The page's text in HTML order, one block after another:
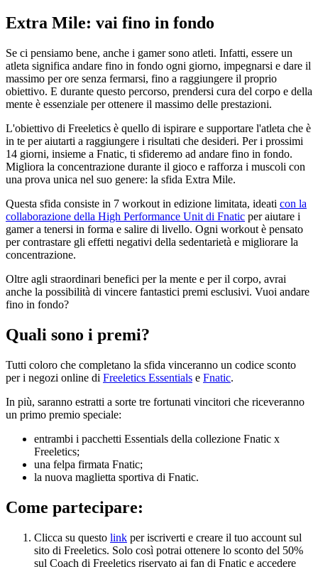
Extra Mile: vai fino in fondo
Se ci pensiamo bene, anche i gamer sono atleti. Infatti, essere un
atleta significa andare fino in fondo ogni giorno, impegnarsi e dare il
massimo per ore senza fermarsi, fino a raggiungere il proprio
obiettivo. E durante questo percorso, prendersi cura del corpo e della
mente è essenziale per ottenere il massimo delle prestazioni.
L'obiettivo di Freeletics è quello di ispirare e supportare l'atleta che è
in te per aiutarti a raggiungere i risultati che desideri. Per i prossimi
14 giorni, insieme a Fnatic, ti sfideremo ad andare fino in fondo.
Migliora la concentrazione durante il gioco e rafforza i muscoli con
una prova unica nel suo genere: la sfida Extra Mile.
Questa sfida consiste in 7 workout in edizione limitata, ideati con la
collaborazione della High Performance Unit di Fnatic per aiutare i
gamer a tenersi in forma e salire di livello. Ogni workout è pensato
per contrastare gli effetti negativi della sedentarietà e migliorare la
concentrazione.
Oltre agli straordinari benefici per la mente e per il corpo, avrai
anche la possibilità di vincere fantastici premi esclusivi. Vuoi andare
fino in fondo?
Quali sono i premi?
Tutti coloro che completano la sfida vinceranno un codice sconto
per i negozi online di Freeletics Essentials e Fnatic.
In più, saranno estratti a sorte tre fortunati vincitori che riceveranno
un primo premio speciale:
entrambi i pacchetti Essentials della collezione Fnatic x
Freeletics;
una felpa firmata Fnatic;
la nuova maglietta sportiva di Fnatic.
Come partecipare:
Clicca su questo link per iscriverti e creare il tuo account sul
sito di Freeletics. Solo così potrai ottenere lo sconto del 50%
sul Coach di Freeletics riservato ai fan di Fnatic e accedere